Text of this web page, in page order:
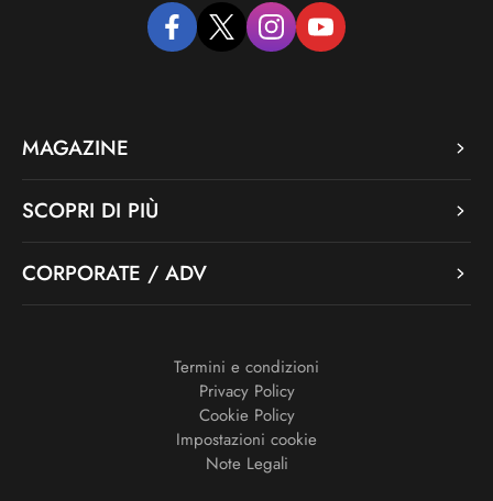
facebooktwitter instagramyoutube
MAGAZINE
SCOPRI DI PIÙ
CORPORATE / ADV
Termini e condizioni
Privacy Policy
Cookie Policy
Impostazioni cookie
Note Legali